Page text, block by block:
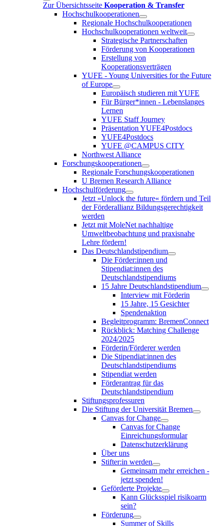
Zur Übersichtsseite Kooperation & Transfer
Hochschulkooperationen
Regionale Hochschulkooperationen
Hochschulkooperationen weltweit
Strategische Partnerschaften
Förderung von Kooperationen
Erstellung von
Kooperationsverträgen
YUFE - Young Universities for the Future
of Europe
Europäisch studieren mit YUFE
Für Bürger*innen - Lebenslanges
Lernen
YUFE Staff Journey
Präsentation YUFE4Postdocs
YUFE4Postdocs
YUFE @CAMPUS CITY
Northwest Alliance
Forschungskooperationen
Regionale Forschungskooperationen
U Bremen Research Alliance
Hochschulförderung
Jetzt »Unlock the future« fördern und Teil
der Förderallianz Bildungsgerechtigkeit
werden
Jetzt mit MoleNet nachhaltige
Umweltbeobachtung und praxisnahe
Lehre fördern!
Das Deutschlandstipendium
Die Förder:innen und
Stipendiat:innen des
Deutschlandstipendiums
15 Jahre Deutschlandstipendium
Interview mit Förderin
15 Jahre, 15 Gesichter
Spendenaktion
Begleitprogramm: BremenConnect
Rückblick: Matching Challenge
2024/2025
Förderin/Förderer werden
Die Stipendiat:innen des
Deutschlandstipendiums
Stipendiat werden
Förderantrag für das
Deutschlandstipendium
Stiftungsprofessuren
Die Stiftung der Universität Bremen
Canvas for Change
Canvas for Change
Einreichungsformular
Datenschutzerklärung
Über uns
Stifter:in werden
Gemeinsam mehr erreichen -
jetzt spenden!
Geförderte Projekte
Kann Glücksspiel risikoarm
sein?
Förderung
Summer of Skills